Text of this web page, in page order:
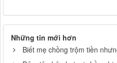
Những tin mới hơn
Biết mẹ chồng trộm tiền